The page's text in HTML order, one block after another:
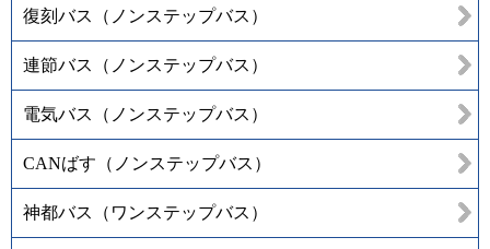
復刻バス（ノンステップバス）
連節バス（ノンステップバス）
電気バス（ノンステップバス）
CANばす（ノンステップバス）
神都バス（ワンステップバス）